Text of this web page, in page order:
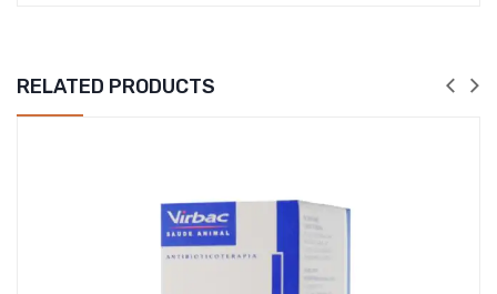
RELATED PRODUCTS